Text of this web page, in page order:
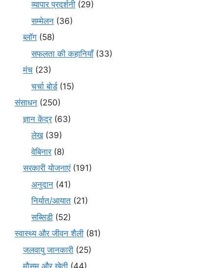
व्यापार प्रदर्शनी (29)
सम्मेलन (36)
ब्लॉग (58)
सफलता की कहानियाँ(33)
मंच (23)
चर्चा बोर्ड(15)
संसाधन (250)
ज्ञान केंद्र(63)
लेख(39)
वेबिनार(8)
सरकारी योजनाएं(191)
अनुदान (41)
निर्यात/आयात (21)
सब्सिडी (52)
स्वास्थ्य और जीवन शैली (81)
जलवायु जानकारी (25)